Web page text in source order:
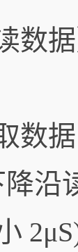
数
数
沿